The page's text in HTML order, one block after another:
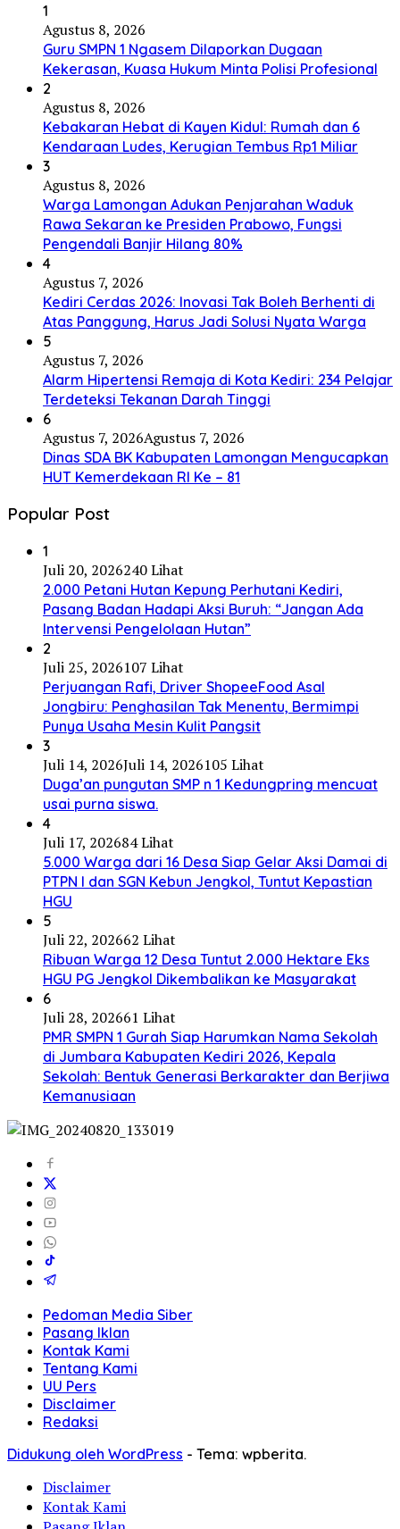
1
Agustus 8, 2026
Guru SMPN 1 Ngasem Dilaporkan Dugaan
Kekerasan, Kuasa Hukum Minta Polisi Profesional
2
Agustus 8, 2026
Kebakaran Hebat di Kayen Kidul: Rumah dan 6
Kendaraan Ludes, Kerugian Tembus Rp1 Miliar
3
Agustus 8, 2026
Warga Lamongan Adukan Penjarahan Waduk
Rawa Sekaran ke Presiden Prabowo, Fungsi
Pengendali Banjir Hilang 80%
4
Agustus 7, 2026
Kediri Cerdas 2026: Inovasi Tak Boleh Berhenti di
Atas Panggung, Harus Jadi Solusi Nyata Warga
5
Agustus 7, 2026
Alarm Hipertensi Remaja di Kota Kediri: 234 Pelajar
Terdeteksi Tekanan Darah Tinggi
6
Agustus 7, 2026Agustus 7, 2026
Dinas SDA BK Kabupaten Lamongan Mengucapkan
HUT Kemerdekaan RI Ke – 81
Popular Post
1
Juli 20, 2026240 Lihat
2.000 Petani Hutan Kepung Perhutani Kediri,
Pasang Badan Hadapi Aksi Buruh: “Jangan Ada
Intervensi Pengelolaan Hutan”
2
Juli 25, 2026107 Lihat
Perjuangan Rafi, Driver ShopeeFood Asal
Jongbiru: Penghasilan Tak Menentu, Bermimpi
Punya Usaha Mesin Kulit Pangsit
3
Juli 14, 2026Juli 14, 2026105 Lihat
Duga’an pungutan SMP n 1 Kedungpring mencuat
usai purna siswa.
4
Juli 17, 202684 Lihat
5.000 Warga dari 16 Desa Siap Gelar Aksi Damai di
PTPN I dan SGN Kebun Jengkol, Tuntut Kepastian
HGU
5
Juli 22, 202662 Lihat
Ribuan Warga 12 Desa Tuntut 2.000 Hektare Eks
HGU PG Jengkol Dikembalikan ke Masyarakat
6
Juli 28, 202661 Lihat
PMR SMPN 1 Gurah Siap Harumkan Nama Sekolah
di Jumbara Kabupaten Kediri 2026, Kepala
Sekolah: Bentuk Generasi Berkarakter dan Berjiwa
Kemanusiaan
Pedoman Media Siber
Pasang Iklan
Kontak Kami
Tentang Kami
UU Pers
Disclaimer
Redaksi
Didukung oleh WordPress - Tema: wpberita.
Disclaimer
Kontak Kami